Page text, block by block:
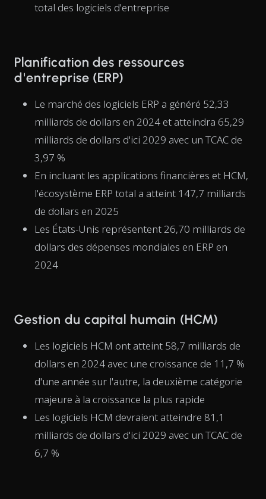
total des logiciels d'entreprise
Planification des ressources
d'entreprise (ERP)
Le marché des logiciels ERP a généré 52,33
milliards de dollars en 2024 et atteindra 65,29
milliards de dollars d'ici 2029 avec un TCAC de
3,97 %
En incluant les applications financières et HCM,
l'écosystème ERP total a atteint 147,7 milliards
de dollars en 2025
Les États-Unis représentent 26,70 milliards de
dollars des dépenses mondiales en ERP en
2024
Gestion du capital humain (HCM)
Les logiciels HCM ont atteint 58,7 milliards de
dollars en 2024 avec une croissance de 11,7 %
d'une année sur l'autre, la deuxième catégorie
majeure à la croissance la plus rapide
Les logiciels HCM devraient atteindre 81,1
milliards de dollars d'ici 2029 avec un TCAC de
6,7 %